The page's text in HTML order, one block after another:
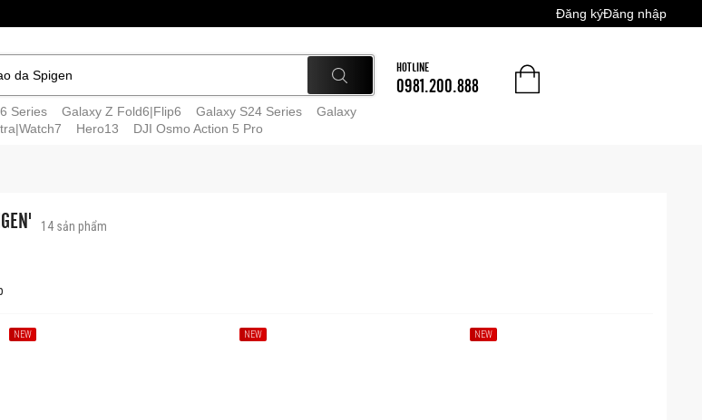
Đăng kýĐăng nhập
Series
Galaxy Z Fold6|Flip6 Galaxy S24 Series
Galaxy
Hero13 DJI Osmo Action 5 Pro
HOTLINE
0981.200.888
14 sản phẩm
NEW NEW NEW